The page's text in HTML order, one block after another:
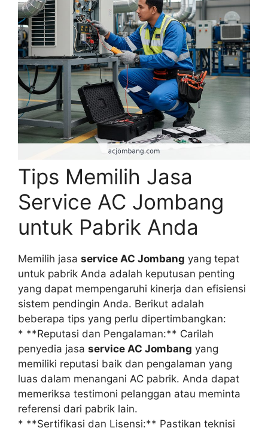
Tips Memilih Jasa
Service AC Jombang
untuk Pabrik Anda
Memilih jasa service AC Jombang yang tepat
untuk pabrik Anda adalah keputusan penting
yang dapat mempengaruhi kinerja dan efisiensi
sistem pendingin Anda. Berikut adalah
beberapa tips yang perlu dipertimbangkan:
* **Reputasi dan Pengalaman:** Carilah
penyedia jasa service AC Jombang yang
memiliki reputasi baik dan pengalaman yang
luas dalam menangani AC pabrik. Anda dapat
memeriksa testimoni pelanggan atau meminta
referensi dari pabrik lain.
* **Sertifikasi dan Lisensi:** Pastikan teknisi